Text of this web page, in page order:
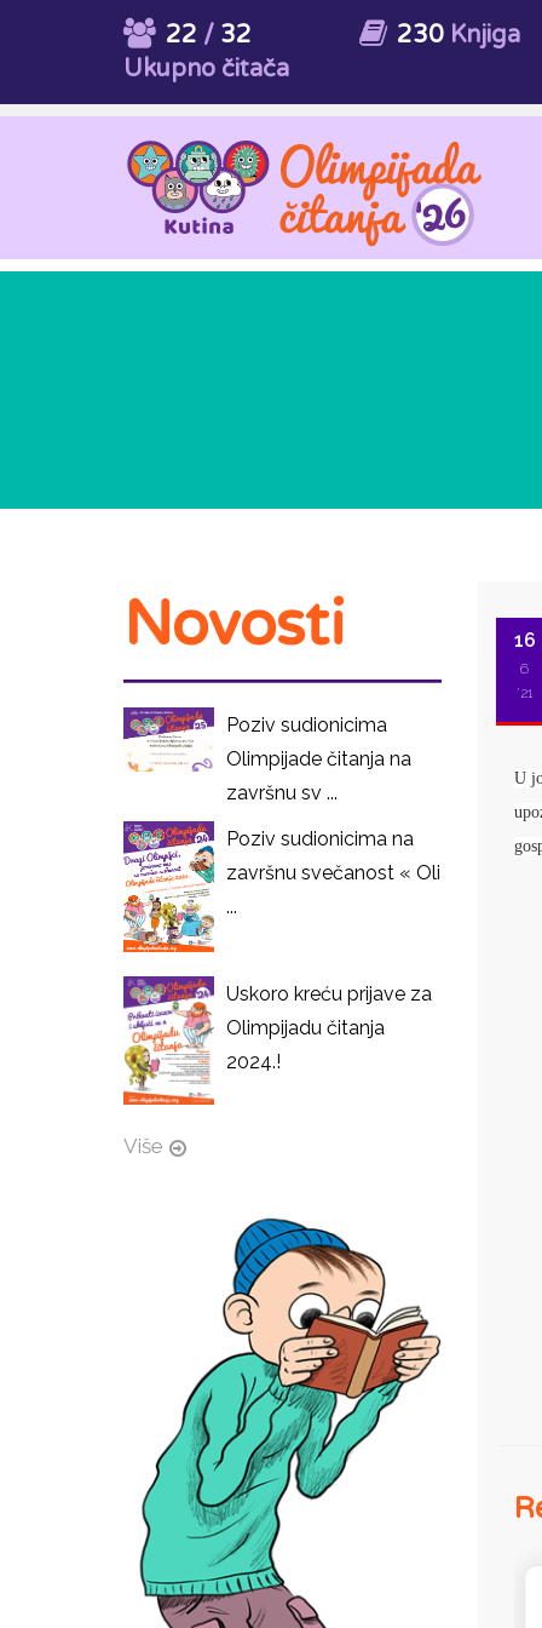
22 / 32
Ukupno čitača
230Knjiga
16
6
'21
U
Novosti
Poziv sudionicima
Olimpijade čitanja na
završnu sv ...
Poziv sudionicima na
završnu svečanost « Oli
...
Uskoro kreću prijave za
Olimpijadu čitanja
2024.!
Više